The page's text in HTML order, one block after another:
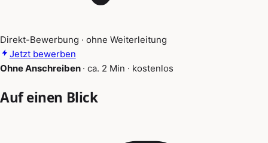
Direkt-Bewerbung · ohne Weiterleitung
Jetzt bewerben
Ohne Anschreiben · ca. 2 Min · kostenlos
Auf einen Blick